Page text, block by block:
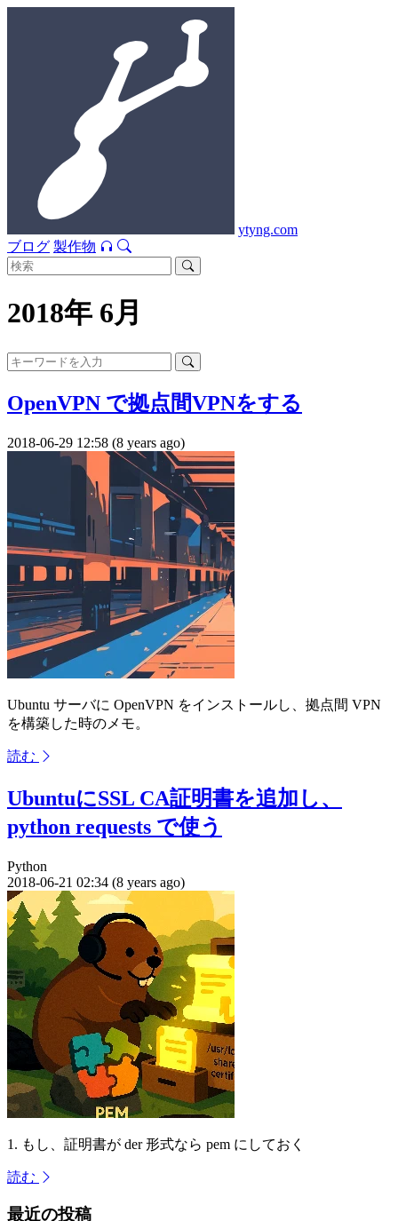
ytyng.com
ブログ 製作物
2018年 6月
OpenVPN で拠点間VPNをする
2018-06-29 12:58 (8 years ago)
Ubuntu サーバに OpenVPN をインストールし、拠点間 VPN
を構築した時のメモ。
読む
UbuntuにSSL CA証明書を追加し、
python requests で使う
Python
2018-06-21 02:34 (8 years ago)
1. もし、証明書が der 形式なら pem にしておく
読む
最近の投稿